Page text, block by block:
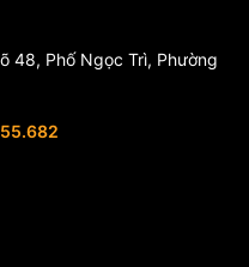
48, Phố Ngọc Trì, Phường